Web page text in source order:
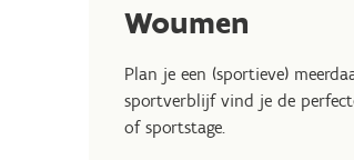
Woumen
Plan je een (sportieve)
sportverblijf vind je de
of sportstage.